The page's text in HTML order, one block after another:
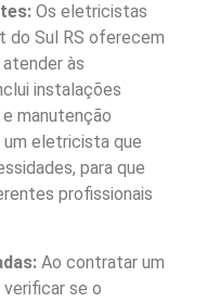
Os eletricistas
do Sul RS oferecem
às
instalações
manutenção
eletricista que
para que
profissionais
Ao contratar um
se o